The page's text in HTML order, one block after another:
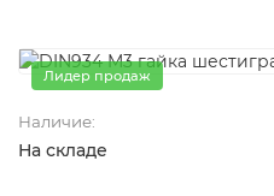
Лидер продаж
Наличие:
На складе